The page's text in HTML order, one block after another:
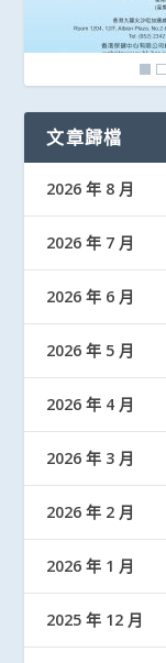
文章歸檔
2026 年 8 月
2026 年 7 月
2026 年 6 月
2026 年 5 月
2026 年 4 月
2026 年 3 月
2026 年 2 月
2026 年 1 月
2025 年 12 月